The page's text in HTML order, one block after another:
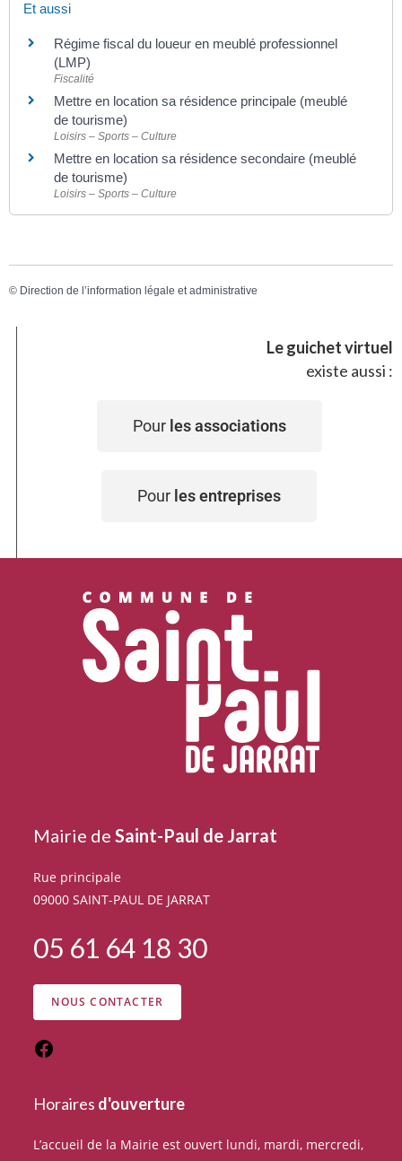
Et aussi
Régime fiscal du loueur en meublé professionnel
(LMP)
Fiscalité
Mettre en location sa résidence principale (meublé
de tourisme)
Loisirs – Sports – Culture
Mettre en location sa résidence secondaire (meublé
de tourisme)
Loisirs – Sports – Culture
© Direction de l’information légale et administrative
Le guichet virtuel
existe aussi :
Pour les associations
Pour les entreprises
Mairie deSaint-Paul de Jarrat
Rue principale
09000 SAINT-PAUL DE JARRAT
05 61 64 18 30
NOUS CONTACTER
Horaires d'ouverture
L’accueil de la Mairie est ouvert lundi, mardi, mercredi,